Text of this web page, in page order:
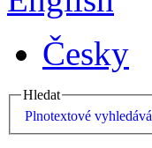
Česky
Hledat
Plnotextové